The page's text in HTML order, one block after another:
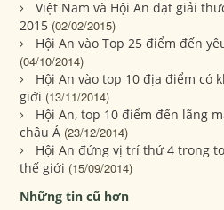
Việt Nam và Hội An đạt giải
2015 (02/02/2015)
Hội An vào Top 25 điểm đến
(04/10/2014)
Hội An vào top 10 địa điểm có
giới (13/11/2014)
Hội An, top 10 điểm đến lãng
châu Á (23/12/2014)
Hội An đứng vị trí thứ 4 trong
thế giới (15/09/2014)
Những tin cũ hơn